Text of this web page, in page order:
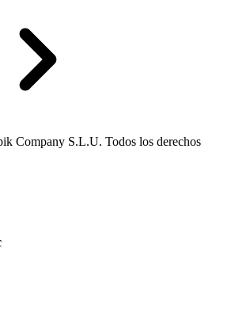
Company S.L.U. Todos los derechos